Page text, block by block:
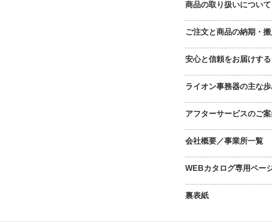
商品の取り扱いについて
ご注文と商品の納期・
安心と信頼をお届けす
ライオン事務器の主な
アフターサービスのご案
会社概要／事業所一覧
WEBカタログ専用ペー
裏表紙